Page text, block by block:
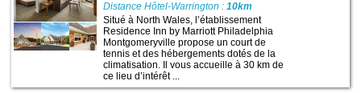
Distance Hôtel-Warrington :10km
Situé à North Wales, l’établissement
Residence Inn by Marriott Philadelphia
Montgomeryville propose un court de
tennis et des hébergements dotés de la
climatisation. Il vous accueille à 30 km de
ce lieu d’intérêt ...